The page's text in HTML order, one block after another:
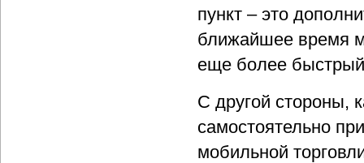
пункт – это
ближайшее время
еще более быстрый
С другой стороны,
самостоятельно
мобильной